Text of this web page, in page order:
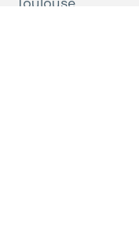
Toulouse.